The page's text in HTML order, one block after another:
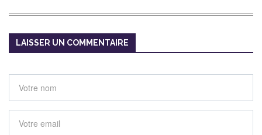
LAISSER UN COMMENTAIRE